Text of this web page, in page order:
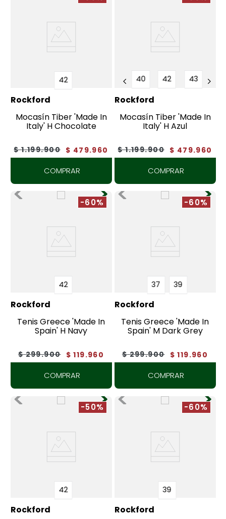
42
Rockford
Mocasín Tiber 'Made In
Italy' H Chocolate
$ 1.199.900 $ 479.960
COMPRAR
40 42 43
Rockford
Mocasín Tiber 'Made In
Italy' H Azul
$ 1.199.900 $ 479.960
COMPRAR
-60%
42
Rockford
Tenis Greece 'Made In
Spain' H Navy
$ 299.900 $ 119.960
COMPRAR
-60%
37 39
Rockford
Tenis Greece 'Made In
Spain' M Dark Grey
$ 299.900 $ 119.960
COMPRAR
-50%
42
Rockford
-60%
39
Rockford